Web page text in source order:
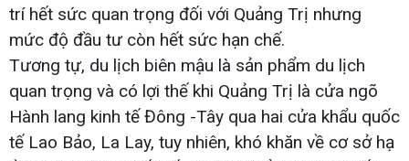
trí hết sức quan trọng đối với Quảng Trị nhưng
mức độ đầu tư còn hết sức hạn chế.
Tương tự, du lịch biên mậu là sản phẩm du lịch
quan trọng và có lợi thế khi Quảng Trị là cửa ngõ
Hành lang kinh tế Đông -Tây qua hai cửa khẩu quốc
tế Lao Bảo, La Lay, tuy nhiên, khó khăn về cơ sở hạ